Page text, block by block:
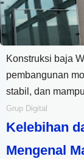
Konstruksi baja
pembangunan
stabil, dan
Grup Digital
Kelebihan
Mengenal